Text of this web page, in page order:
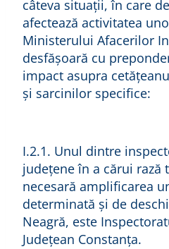
câteva situații, în care
afectează activitatea
Ministerului Afacerilor
desfășoară cu
impact asupra
și sarcinilor specifice:
I.2.1. Unul dintre
județene în a cărui rază
necesară amplificarea
determinată și de
Neagră, este
Județean Constanța.